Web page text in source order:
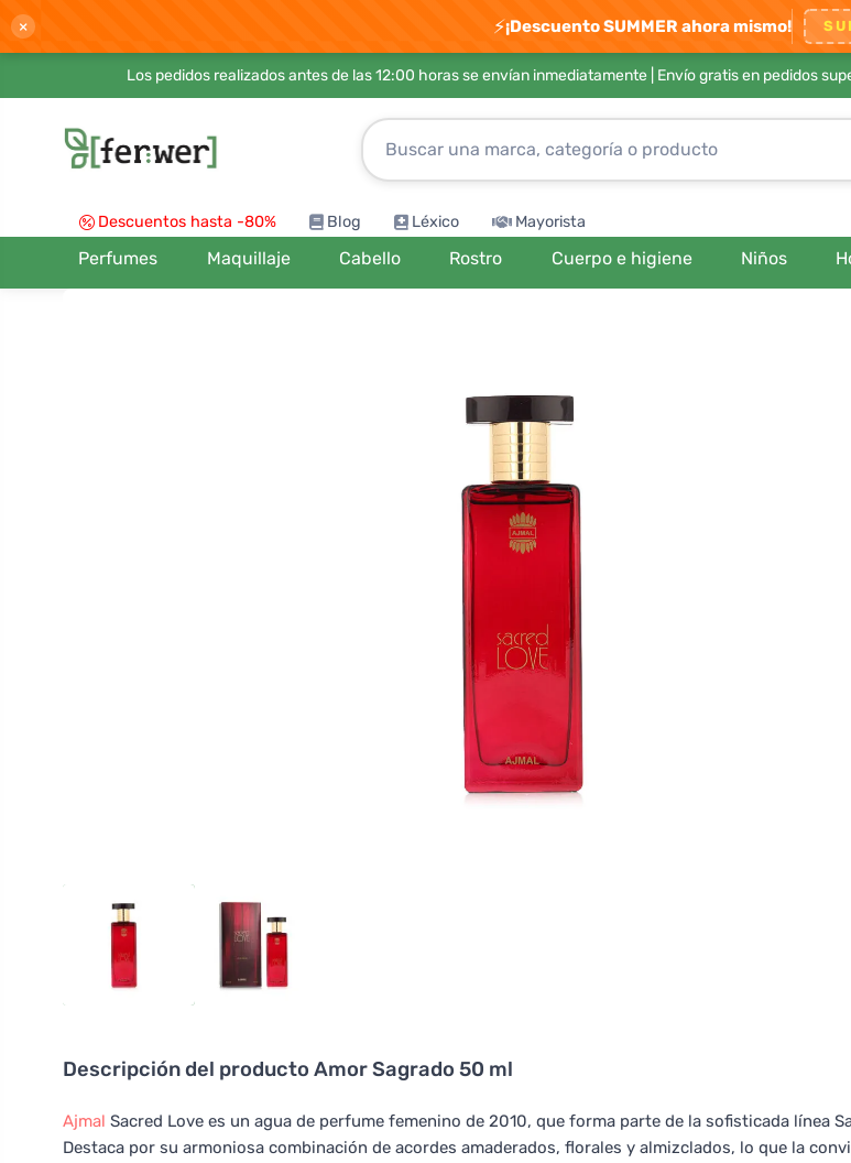
× ⚡¡Descuento SUMMER ahora mismo!
Los pedidos realizados antes de las 12:00 horas se envían inmediatamente | Envío gratis en pedidos
Descuentos hasta -80% Blog Léxico Mayorista
Perfumes Maquillaje Cabello Rostro Cuerpo e higiene Niños
Descripción del producto Amor Sagrado 50 ml
Ajmal Sacred Love es un agua de perfume femenino de 2010, que forma parte de la sofisticada línea
Destaca por su armoniosa combinación de acordes amaderados, florales y almizclados, lo que la